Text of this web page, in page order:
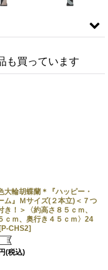
ｍ、奥行き４０ｃｍ〉20輪
CP2
(税込)
も買っています
大輪胡蝶蘭＊『ハッピー・
ム』Ｍサイズ(２本立)＜７つ
き！＞〈約高さ８５ｃｍ、
ｃｍ、奥行き４５ｃｍ〉24
[P-CHS2]
円(税込)